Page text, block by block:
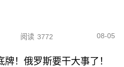
阅读 3772 08-05
！俄罗斯要干大事了！